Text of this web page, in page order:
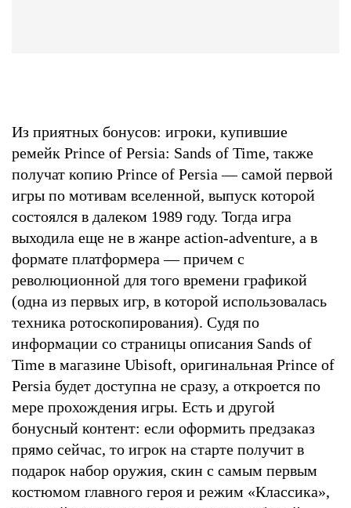
Из приятных бонусов: игроки, купившие
ремейк Prince of Persia: Sands of Time, также
получат копию Prince of Persia — самой первой
игры по мотивам вселенной, выпуск которой
состоялся в далеком 1989 году. Тогда игра
выходила еще не в жанре action-adventure, а в
формате платформера — причем с
революционной для того времени графикой
(одна из первых игр, в которой использовалась
техника ротоскопирования). Судя по
информации со страницы описания Sands of
Time в магазине Ubisoft, оригинальная Prince of
Persia будет доступна не сразу, а откроется по
мере прохождения игры. Есть и другой
бонусный контент: если оформить предзаказ
прямо сейчас, то игрок на старте получит в
подарок набор оружия, скин с самым первым
костюмом главного героя и режим «Классика»,